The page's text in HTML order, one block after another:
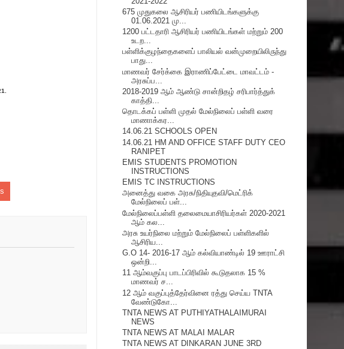
675 முதுகலை ஆசிரியர் பணியிடங்களுக்கு
01.06.2021 மு...
1200 பட்டதாரி ஆசிரியர் பணியிடங்கள் மற்றும் 200
உடற...
பள்ளிக்குழந்தைகளைப் பாலியல் வன்முறையிலிருந்து
பாது...
மாணவர்‌ சேர்க்கை இராணிப்பேட்டை மாவட்டம்‌ -
அரசுப்ப...
2018-2019 ஆம் ஆண்டு சான்றிதழ் சரிபார்த்துக்
காத்தி...
தொடக்கப் பள்ளி முதல் மேல்நிலைப் பள்ளி வரை
மாணாக்கர...
14.06.21 SCHOOLS OPEN
14.06.21 HM AND OFFICE STAFF DUTY CEO
RANIPET
EMIS STUDENTS PROMOTION
INSTRUCTIONS
EMIS TC INSTRUCTIONS
அனைத்து வகை அரசு/நிதியுதவி/மெட்ரிக்
மேல்நிலைப் பள்...
மேல்நிலைப்பள்ளி தலைமையாசிரியர்கள் 2020-2021
ஆம் கல...
அரசு உயர்நிலை மற்றும் மேல்நிலைப் பள்ளிகளில்
ஆசிரிய...
G.O 14- 2016-17 ஆம் கல்வியாண்டில் 19 ஊராட்சி
ஒன்றி...
11 ஆம்வகுப்பு பாடப்பிரிவில் கூடுதலாக 15 %
மாணவர் ச...
12 ஆம் வகுப்புத்தேர்வினை ரத்து செய்ய TNTA
வேண்டுகோ...
TNTA NEWS AT PUTHIYATHALAIMURAI
NEWS
TNTA NEWS AT MALAI MALAR
TNTA NEWS AT DINKARAN JUNE 3RD